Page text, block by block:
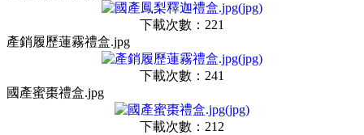
下載次數：221
產銷履歷蓮霧禮盒.jpg
下載次數：241
國產蜜棗禮盒.jpg
下載次數：212